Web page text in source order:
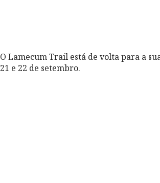
O Lamecum Trail está de volta para a
21 e 22 de setembro.